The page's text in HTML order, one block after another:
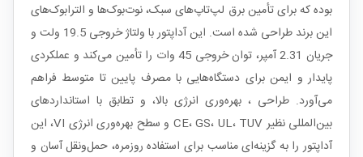
بوده که برای تأمین برق لپ‌تاپ‌های سبک، نوت‌بوک‌ها و الترابوک‌های
این برند طراحی شده است. این آداپتور با ولتاژ خروجی 19.5 ولت و
جریان 2.31 آمپر، توان خروجی 45 وات را تأمین می‌کند و عملکردی
پایدار و ایمن برای دستگاه‌هایی با مصرف پایین تا متوسط فراهم
می‌آورد. طراحی ، بهره‌وری انرژی بالا، و تطابق با استانداردهای
بین‌المللی نظیر CE، GS، UL، TUV و سطح بهره‌وری انرژی VI، این
آداپتور را به گزینه‌ای مناسب برای استفاده روزمره، حمل‌ونقل آسان و